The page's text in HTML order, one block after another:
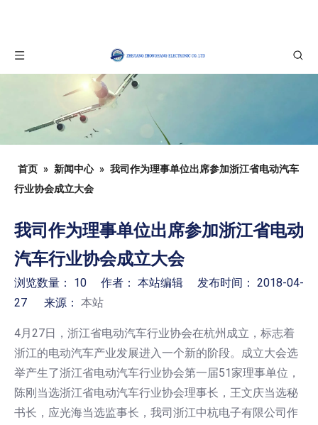
首页 » 新闻中心 » 我司作为理事单位出席参加浙江省电动汽车
行业协会成立大会
我司作为理事单位出席参加浙江省电动
汽车行业协会成立大会
浏览数量： 10 作者： 本站编辑 发布时间： 2018-04-
27 来源： 本站
4月27日，浙江省电动汽车行业协会在杭州成立，标志着
浙江的电动汽车产业发展进入一个新的阶段。成立大会选
举产生了浙江省电动汽车行业协会第一届51家理事单位，
陈刚当选浙江省电动汽车行业协会理事长，王文庆当选秘
书长，应光海当选监事长，我司浙江中杭电子有限公司作